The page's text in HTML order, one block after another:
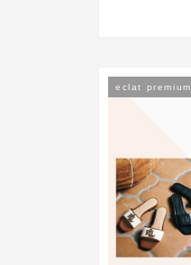
eclat premium